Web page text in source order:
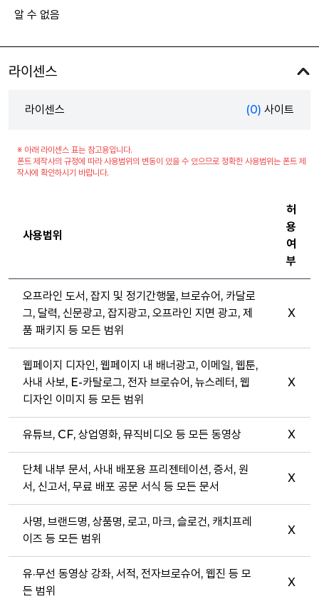
알 수 없음
라이센스
라이센스 (0) 사이트
※ 아래 라이센스 표는 참고용입니다.
폰트 제작사의 규정에 따라 사용범위의 변동이 있을 수 있으므로 정확한 사용범위는 폰트 제
작사에 확인하시기 바랍니다.
사용범위
허
용
여
부
오프라인 도서, 잡지 및 정기간행물, 브로슈어, 카달로
그, 달력, 신문광고, 잡지광고, 오프라인 지면 광고, 제
품 패키지 등 모든 범위
X
웹페이지 디자인, 웹페이지 내 배너광고, 이메일, 웹툰,
사내 사보, E-카탈로그, 전자 브로슈어, 뉴스레터, 웹
디자인 이미지 등 모든 범위
X
유튜브, CF, 상업영화, 뮤직비디오 등 모든 동영상 X
단체 내부 문서, 사내 배포용 프리젠테이션, 증서, 원
서, 신고서, 무료 배포 공문 서식 등 모든 문서
X
사명, 브랜드명, 상품명, 로고, 마크, 슬로건, 캐치프레
이즈 등 모든 범위
X
유·무선 동영상 강좌, 서적, 전자브로슈어, 웹진 등 모
든 범위
X